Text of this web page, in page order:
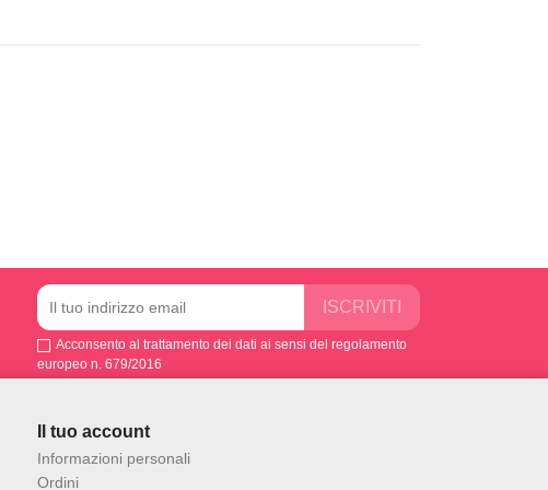
Acconsento al trattamento dei dati ai sensi del regolamento
europeo n. 679/2016
Il tuo account
Informazioni personali
Ordini